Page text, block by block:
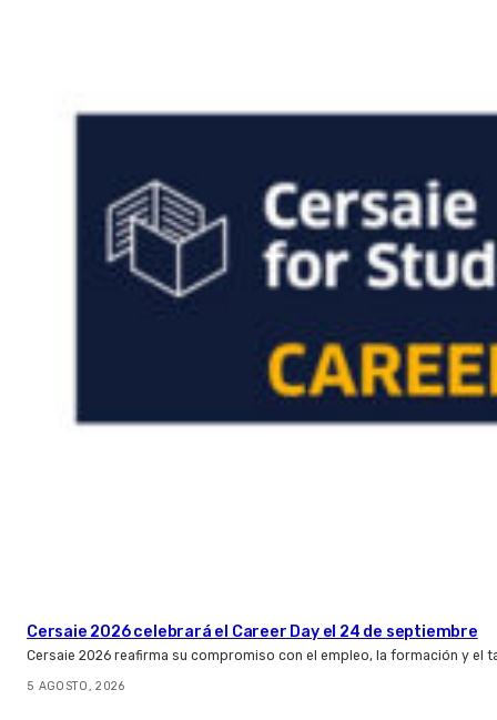
Cersaie 2026 celebrará el Career Day el 24 de septiembre
Cersaie 2026 reafirma su compromiso con el empleo, la formación y el
5 AGOSTO, 2026